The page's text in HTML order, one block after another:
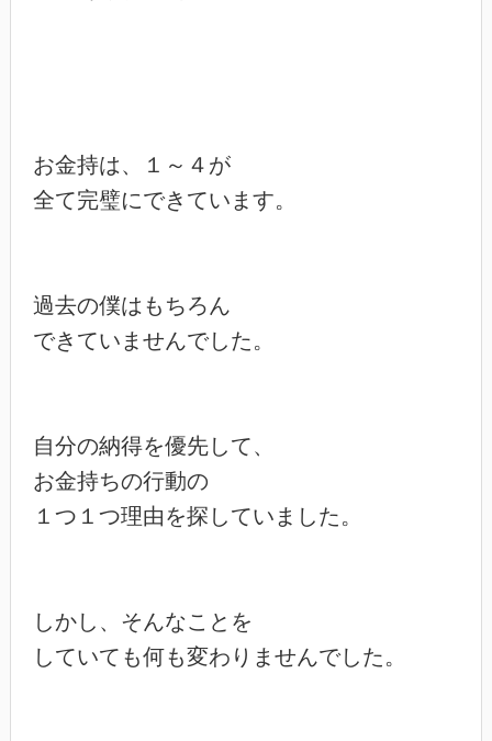
お金持は、１～４が
全て完璧にできています。
過去の僕はもちろん
できていませんでした。
自分の納得を優先して、
お金持ちの行動の
１つ１つ理由を探していました。
しかし、そんなことを
していても何も変わりませんでした。